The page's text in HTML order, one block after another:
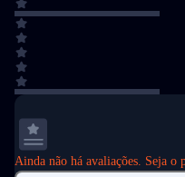
Ainda não há avaliações. Seja o